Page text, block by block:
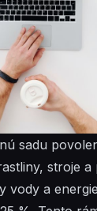
sadu
stroje
vody a